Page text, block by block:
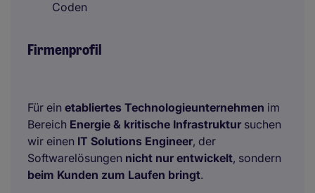
Coden
Firmenprofil
Für ein etabliertes Technologieunternehmen im
Bereich Energie & kritische Infrastruktur suchen
wir einen IT Solutions Engineer, der
Softwarelösungen nicht nur entwickelt, sondern
beim Kunden zum Laufen bringt.